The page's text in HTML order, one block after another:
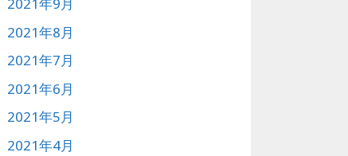
2021年9月
2021年8月
2021年7月
2021年6月
2021年5月
2021年4月